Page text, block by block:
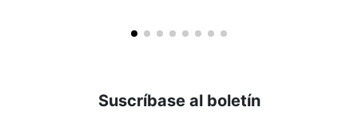
Suscríbase al boletín